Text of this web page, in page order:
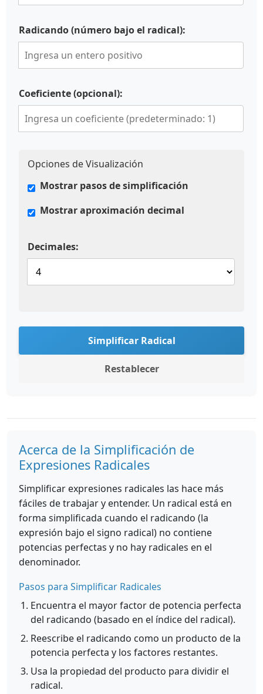
Radicando (número bajo el radical):
Coeficiente (opcional):
Opciones de Visualización
Mostrar pasos de simplificación
Mostrar aproximación decimal
Decimales:
Simplificar Radical
Restablecer
Acerca de la Simplificación de
Expresiones Radicales
Simplificar expresiones radicales las hace más
fáciles de trabajar y entender. Un radical está en
forma simplificada cuando el radicando (la
expresión bajo el signo radical) no contiene
potencias perfectas y no hay radicales en el
denominador.
Pasos para Simplificar Radicales
Encuentra el mayor factor de potencia perfecta
del radicando (basado en el índice del radical).
Reescribe el radicando como un producto de la
potencia perfecta y los factores restantes.
Usa la propiedad del producto para dividir el
radical.